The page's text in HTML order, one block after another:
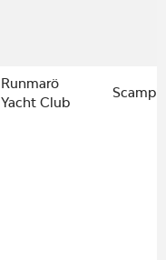
Runmarö
Yacht Club
Scampi